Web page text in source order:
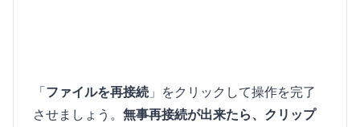
「ファイルを再接続 」をクリックして操作を完了
させましょう。 無事再接続が出来たら、クリップ